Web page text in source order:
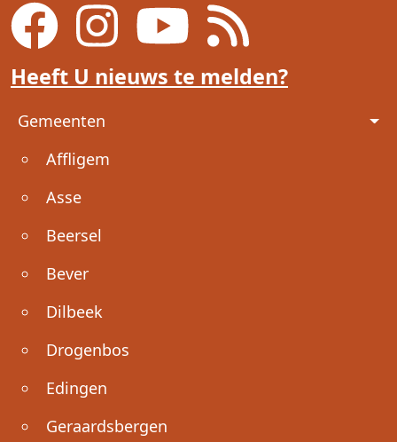
Heeft U nieuws te melden?
Voet
Gemeenten
Affligem
Asse
Beersel
Bever
Dilbeek
Drogenbos
Edingen
Geraardsbergen